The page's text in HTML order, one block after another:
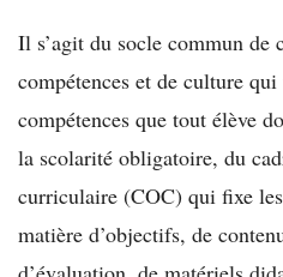
Il s’agit du socle commun de
compétences et de culture
compétences que tout élève
la scolarité obligatoire, du
curriculaire (COC) qui fixe
matière d’objectifs, de